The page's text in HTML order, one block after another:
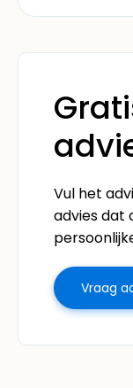
Vul het
advies dat
Vraag